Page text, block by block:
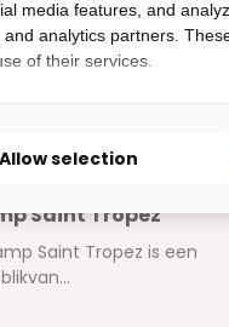
Saint Tropez
Saint Tropez is een
media features, and
analytics partners.
of their services.
Allow selection